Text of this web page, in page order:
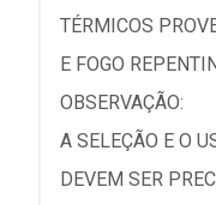
TÉRMICOS
E FOGO
OBSERVAÇÃO:
A SELEÇÃO E O
DEVEM SER